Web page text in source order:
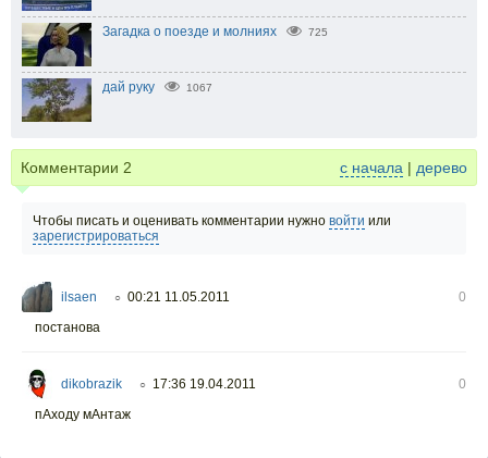
Загадка о поезде и молниях 725
дай руку 1067
Комментарии 2 с начала | дерево
Чтобы писать и оценивать комментарии нужно войти или
зарегистрироваться
ilsaen ○ 00:21 11.05.2011
0
постанова
dikobrazik ○ 17:36 19.04.2011
0
пАходу мАнтаж